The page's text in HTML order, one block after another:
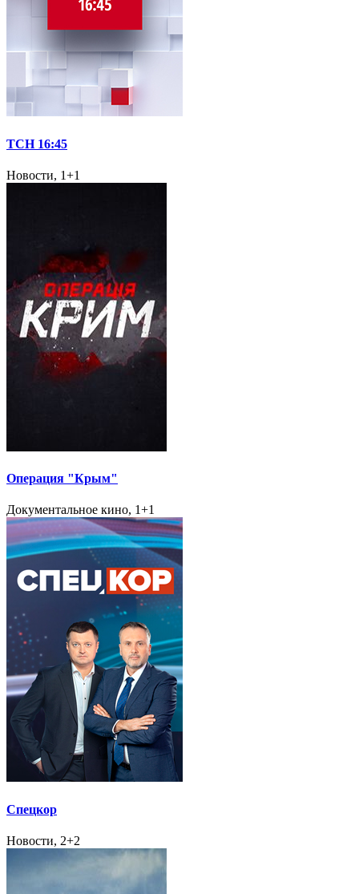
ТСН 16:45
Новости, 1+1
Операция "Крым"
Документальное кино, 1+1
Спецкор
Новости, 2+2